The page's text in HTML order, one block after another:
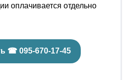
оплачивается отдельно
☎ 095-670-17-45